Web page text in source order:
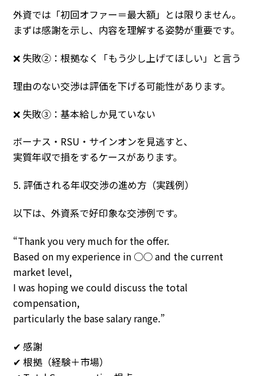
外資では「初回オファー＝最大額」とは限りません。
まずは感謝を示し、内容を理解する姿勢が重要です。
❌ 失敗②：根拠なく「もう少し上げてほしい」と言う
理由のない交渉は評価を下げる可能性があります。
❌ 失敗③：基本給しか見ていない
ボーナス・RSU・サインオンを見逃すと、
実質年収で損をするケースがあります。
5. 評価される年収交渉の進め方（実践例）
以下は、外資系で好印象な交渉例です。
“Thank you very much for the offer.
Based on my experience in ○○ and the current
market level,
I was hoping we could discuss the total
compensation,
particularly the base salary range.”
✔ 感謝
✔ 根拠（経験＋市場）